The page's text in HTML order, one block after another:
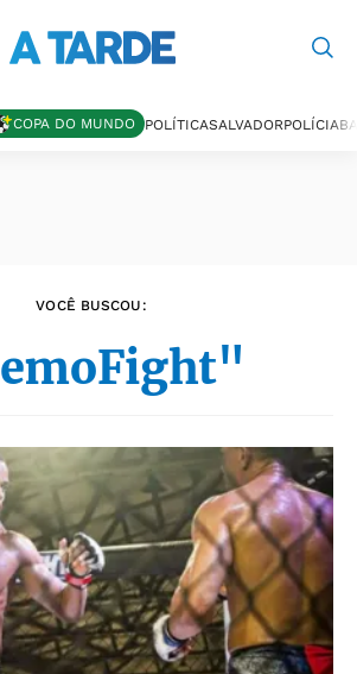
COPA DO MUNDO POLÍTICASALVADORPOLÍCIA
VOCÊ BUSCOU: